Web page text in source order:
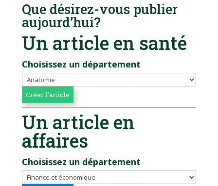
Que désirez-vous publier
aujourd’hui?
Un article en santé
Choisissez un département
Un article en
affaires
Choisissez un département